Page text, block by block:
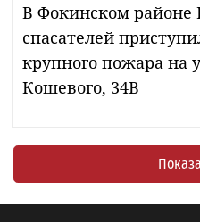
В Фокинском районе
спасателей
крупного пожара на
Кошевого, 34В